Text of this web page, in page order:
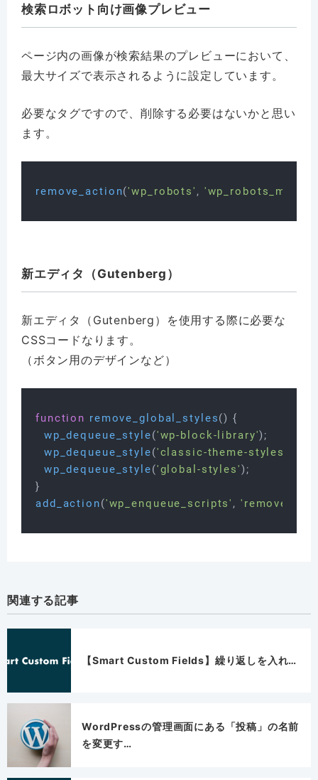
検索ロボット向け画像プレビュー
ページ内の画像が検索結果のプレビューにおいて、
最大サイズで表示されるように設定しています。
必要なタグですので、削除する必要はないかと思い
ます。
remove_action('wp_robots' ,
新エディタ（Gutenberg）
新エディタ（Gutenberg）を使用する際に必要な
CSSコードなります。
（ボタン用のデザインなど）
function remove_global_styles() {
wp_dequeue_style('wp-block-library');
wp_dequeue_style('classic-theme-styles'
wp_dequeue_style('global-styles');
add_action('wp_enqueue_scripts' ,
関連する記事
【Smart Custom Fields】繰り返しを入れ…
WordPressの管理画面にある「投稿」の名前
を変更す…